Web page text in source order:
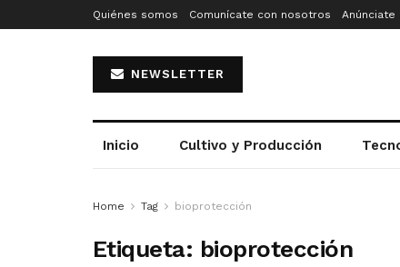
Quiénes somos Comunícate con nosotros Anúnciate
NEWSLETTER
Inicio Cultivo y Producción
Home Tag bioprotección
Etiqueta: bioprotección